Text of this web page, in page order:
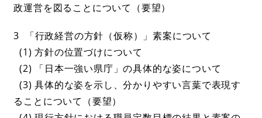
政運営を図ることについて（要望）
3 「行政経営の方針（仮称）」素案について
(1) 方針の位置づけについて
(2) 「日本一強い県庁」の具体的な姿について
(3) 具体的な姿を示し、分かりやすい言葉で表現す
ることについて（要望）